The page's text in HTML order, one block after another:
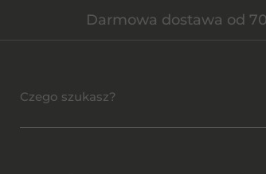
Darmowa dostawa od